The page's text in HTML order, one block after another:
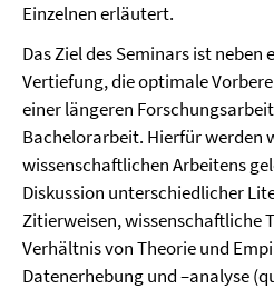
Einzelnen erläutert.
Das Ziel des Seminars ist
Vertiefung, die optimale
einer längeren
Bachelorarbeit. Hierfür werden
wissenschaftlichen Arbeitens
Diskussion unterschiedlicher
Zitierweisen, wissenschaftliche
Verhältnis von Theorie und
Datenerhebung und –analyse